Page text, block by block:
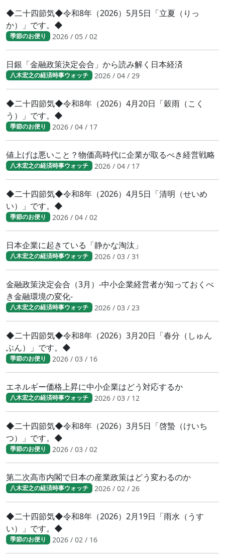
◆二十四節気◆令和8年（2026）5月5日「立夏（りっ
か）」です。◆
季節のお便り 2026 / 05 / 02
日銀「金融政策決定会合」から読み解く日本経済
八木宏之の経済時事ウォッチ 2026 / 04 / 29
◆二十四節気◆令和8年（2026）4月20日「穀雨（こく
う）」です。◆
季節のお便り 2026 / 04 / 17
値上げは悪いこと？物価高時代に企業が取るべき経営戦略
八木宏之の経済時事ウォッチ 2026 / 04 / 17
◆二十四節気◆令和8年（2026）4月5日「清明（せいめ
い）」です。◆
季節のお便り 2026 / 04 / 02
日本企業に起きている「静かな淘汰」
八木宏之の経済時事ウォッチ 2026 / 03 / 31
金融政策決定会合（3月）-中小企業経営者が知っておくべ
き金融環境の変化-
八木宏之の経済時事ウォッチ 2026 / 03 / 23
◆二十四節気◆令和8年（2026）3月20日「春分（しゅん
ぶん）」です。◆
季節のお便り 2026 / 03 / 16
エネルギー価格上昇に中小企業はどう対応するか
八木宏之の経済時事ウォッチ 2026 / 03 / 12
◆二十四節気◆令和8年（2026）3月5日「啓蟄（けいち
つ）」です。◆
季節のお便り 2026 / 03 / 02
第二次高市内閣で日本の産業政策はどう変わるのか
八木宏之の経済時事ウォッチ 2026 / 02 / 26
◆二十四節気◆令和8年（2026）2月19日「雨水（うす
い）」です。◆
季節のお便り 2026 / 02 / 16